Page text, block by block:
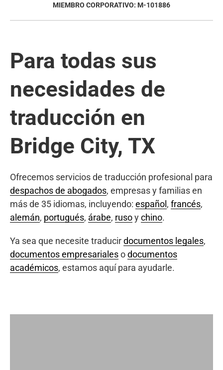
MIEMBRO CORPORATIVO: M-101886
Para todas sus
necesidades de
traducción en
Bridge City, TX
Ofrecemos servicios de traducción profesional para
despachos de abogados, empresas y familias en
más de 35 idiomas, incluyendo: español , francés,
alemán, portugués, árabe, rusoychino.
Ya sea que necesite traducirdocumentos legales,
documentos empresarialesodocumentos
académicos, estamos aquí para ayudarle.